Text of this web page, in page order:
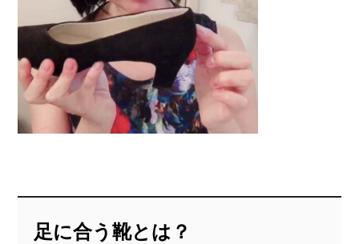
足に合う靴とは？